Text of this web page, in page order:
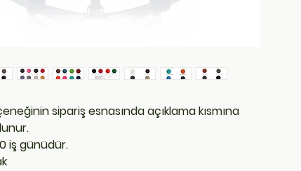
sipariş esnasında açıklama kısmına
iş günüdür.